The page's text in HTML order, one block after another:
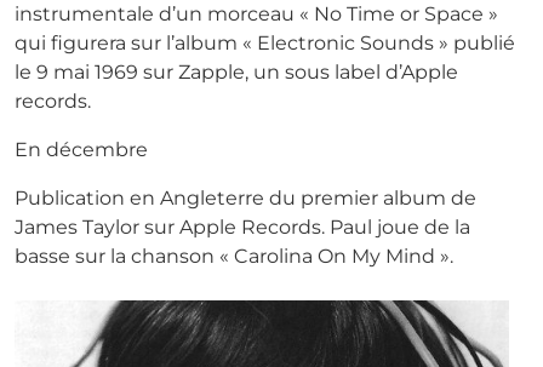
instrumentale d’un morceau « No Time or Space »
qui figurera sur l’album « Electronic Sounds » publié
le 9 mai 1969 sur Zapple, un sous label d’Apple
records.
En décembre
Publication en Angleterre du premier album de
James Taylor sur Apple Records. Paul joue de la
basse sur la chanson « Carolina On My Mind ».